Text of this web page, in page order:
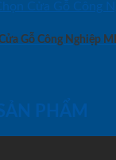
Gỗ Công Nghiệp
PHẨM